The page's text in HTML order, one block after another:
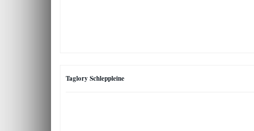
Taglory Schleppleine